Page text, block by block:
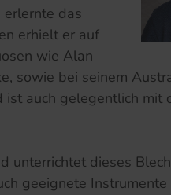
das
erhielt er auf
wie Alan
sowie bei seinem
auch gelegentlich mit
unterrichtet dieses
geeignete